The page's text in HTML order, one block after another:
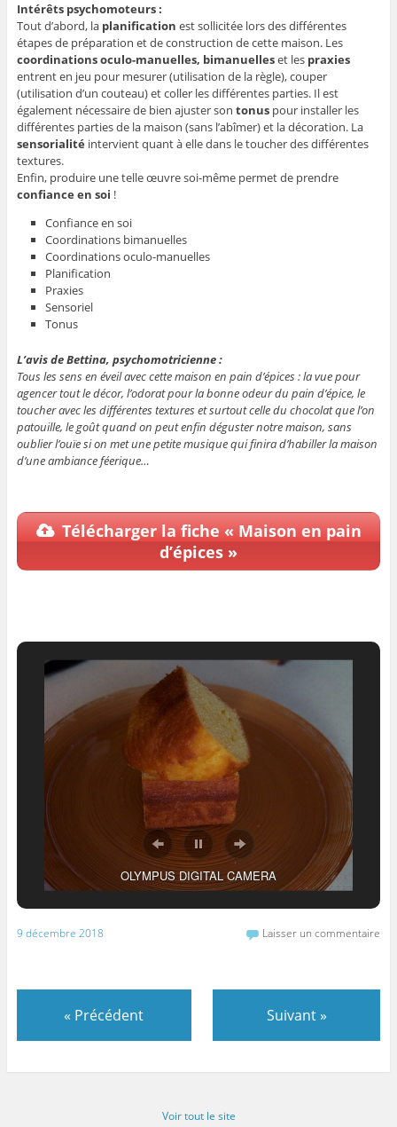
Intérêts psychomoteurs :
Tout d’abord, la planification est sollicitée lors des différentes
étapes de préparation et de construction de cette maison. Les
coordinations oculo-manuelles, bimanuelleset les praxies
entrent en jeu pour mesurer (utilisation de la règle), couper
(utilisation d’un couteau) et coller les différentes parties. Il est
également nécessaire de bien ajuster son tonuspour installer les
différentes parties de la maison (sans l’abîmer) et la décoration. La
sensorialité intervient quant à elle dans le toucher des différentes
textures.
Enfin, produire une telle œuvre soi-même permet de prendre
confiance en soi !
Confiance en soi
Coordinations bimanuelles
Coordinations oculo-manuelles
Planification
Praxies
Sensoriel
Tonus
L’avis de Bettina, psychomotricienne :
Tous les sens en éveil avec cette maison en pain d’épices : la vue pour
agencer tout le décor, l’odorat pour la bonne odeur du pain d’épice, le
toucher avec les différentes textures et surtout celle du chocolat que l’on
patouille, le goût quand on peut enfin déguster notre maison, sans
oublier l’ouïe si on met une petite musique qui finira d’habiller la maison
d’une ambiance féerique…
Télécharger la fiche « Maison en pain
d’épices »
OLYMPUS DIGITAL CAMERA
9 décembre 2018 Laisser un commentaire
« Précédent Suivant»
Voir tout le site